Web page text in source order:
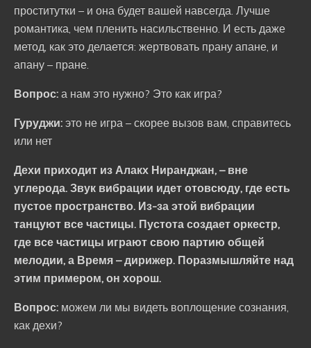
проститутки – и она будет вашей навсегда. Лучше
романтика, чем пленить насильственно. И есть даже
метод, как это делается: жертвовать прану апане, и
апану – пране.
Вопрос: а нам это нужно? Это как игра?
Гуруджи: это не игра – скорее вызов вам, справитесь
или нет
Дехи приходит из Алакх Ниранджан, – вне
углерода. Звук вибрации идет отовсюду, где есть
пустое пространство. Из-за этой вибрации
танцуют все частицы. Пустота создает оркестр,
где все частицы играют свою партию общей
мелодии, а Время – дирижер. Поразмышляйте над
этим примером, он хорош.
Вопрос: можем ли мы видеть воплощение сознания,
как дехи?